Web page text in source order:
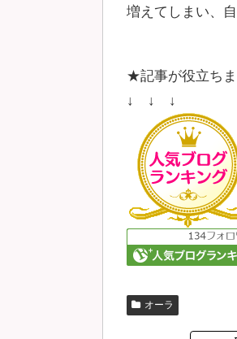
増えてしまい、
★記事が役立ちま
↓ ↓ ↓
オーラ